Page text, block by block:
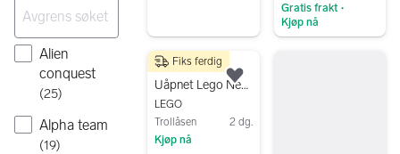
Alien
conquest
(25)
Alpha team
(19)
Gratis frakt •
Kjøp nå
300 kr
Uåpnet Lego Nexo Knights, nr 70366, Lance selges.
LEGO
Trollåsen
2 dg.
Kjøp nå
Fiks ferdig
Legg til som favoritt.